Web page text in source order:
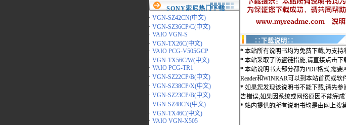
SONY索尼热门下载
· VGN-SZ42CN(中文)
· VGN-SZ36CP/C(中文)
· VAIO VGN-S
· VGN-TX26C(中文)
· VAIO PCG-V505GCP
· VGN-TX56C/W(中文)
· VAIO PCG-TR1
· VGN-SZ22CP/B(中文)
· VGN-SZ38CP/X(中文)
· VGN-SZ23CP/B(中文)
· VGN-SZ48CN(中文)
· VGN-TX46C(中文)
· VAIO VGN-X505
∷下载说明∷
* 本站所有说明书均为免费下载,为支
* 本站采取了防盗链措施,请直接点击下
* 本站说明书大部分都为PDF格式,需要
Reader和WINRAR可以到本站首页或软
* 如果您发现该说明书不能下载,请先参
告错误;如果因系统或网络原因不能完
* 站内提供的所有说明书均是由网上搜